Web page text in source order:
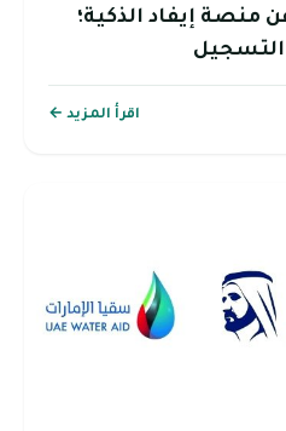
منصة إيفاد الذكية؛
التسجيل
اقرأ المزيد ←